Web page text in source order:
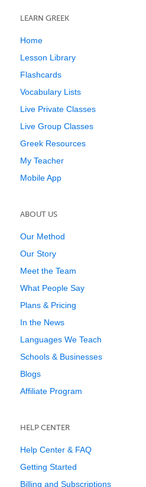
LEARN GREEK
Home
Lesson Library
Flashcards
Vocabulary Lists
Live Private Classes
Live Group Classes
Greek Resources
My Teacher
Mobile App
ABOUT US
Our Method
Our Story
Meet the Team
What People Say
Plans & Pricing
In the News
Languages We Teach
Schools & Businesses
Blogs
Affiliate Program
HELP CENTER
Help Center & FAQ
Getting Started
Billing and Subscriptions